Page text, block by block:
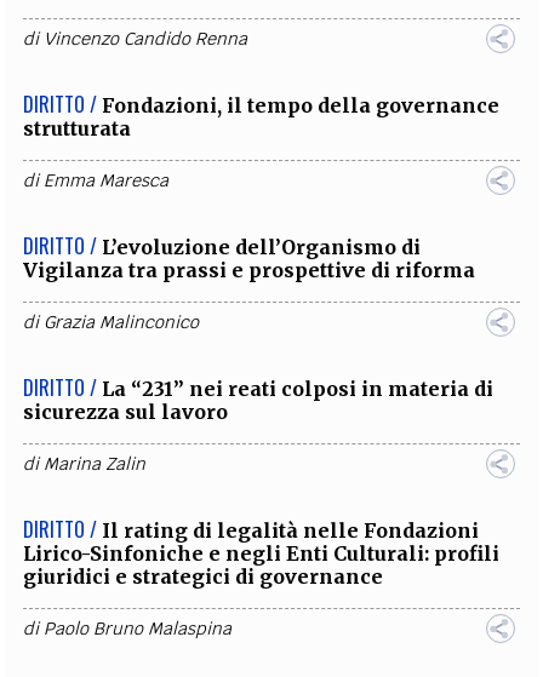
di Vincenzo Candido Renna
DIRITTO / Fondazioni, il tempo della governance
strutturata
diEmma Maresca
DIRITTO / L’evoluzione dell’Organismo di
Vigilanza tra prassi e prospettive di riforma
diGrazia Malinconico
DIRITTO / La “231” nei reati colposi in materia di
sicurezza sul lavoro
diMarina Zalin
DIRITTO / Il rating di legalità nelle Fondazioni
Lirico-Sinfoniche e negli Enti Culturali: profili
giuridici e strategici di governance
diPaolo Bruno Malaspina